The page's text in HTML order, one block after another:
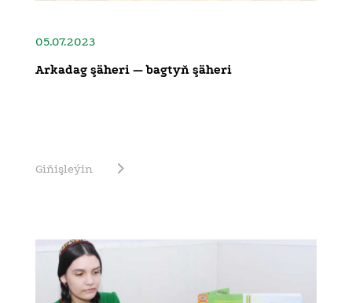
05.07.2023
Arkadag şäheri — bagtyň şäheri
Giňişleýin